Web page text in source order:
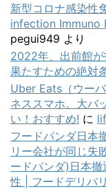
新型コロナ感染性
infection Immuno
pegui949 より
2022年、出前館
果たすための絶対
Uber Eats（ウー
ネススマホ。大バ
い！おすすめ! に
フードパンダ日本
リー会社が同じ失
ードパンダ)日本
性 | フードデリバ